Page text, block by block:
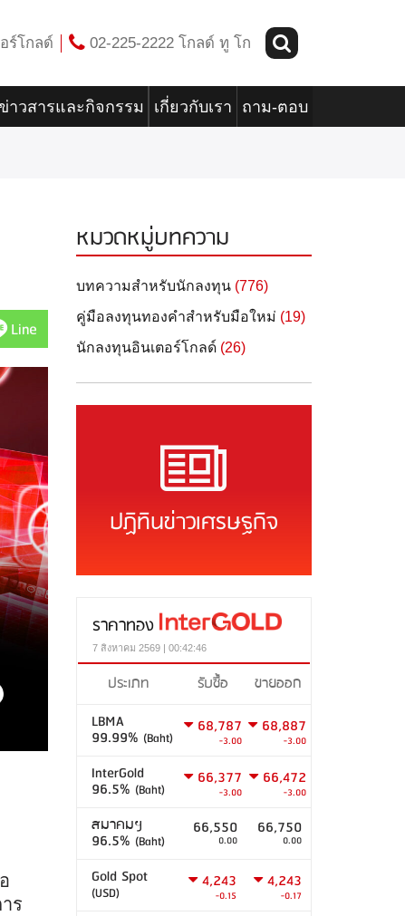
ร์โกลด์ 02-225-2222 โกลด์ ทู โก
ข่าวสารและกิจกรรม เกี่ยวกับเรา ถาม-ตอบ
Line
ร
หมวดหมู่บทความ
บทความสำหรับนักลงทุน (776)
คู่มือลงทุนทองคำสำหรับมือใหม่ (19)
นักลงทุนอินเตอร์โกลด์ (26)
ปฏิทินข่าวเศรษฐกิจ
ราคาทอง
7 สิงหาคม 2569 | 00:42:46
ประเภท รับซื้อ
ขายออก
LBMA
99.99% (Baht)
68,787
-3.00
68,887
-3.00
InterGold
96.5% (Baht)
66,377
-3.00
66,472
-3.00
สมาคมฯ
96.5% (Baht)
66,550
0.00
66,750
0.00
Gold Spot
(USD)
4,243
-0.15
4,243
-0.17